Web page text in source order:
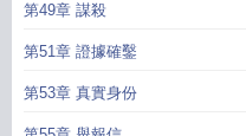
第49章 謀殺
第51章 證據確鑿
第53章 真實身份